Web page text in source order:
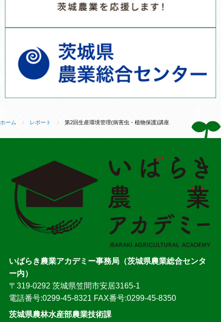
ホーム レポート 第2回生産環境管理(病害虫・植物保護)講座
いばらき農業アカデミー事務局（茨城県農業総合センタ
ー内）
〒319-0292 茨城県笠間市安居3165-1
電話番号:0299-45-8321 FAX番号:0299-45-8350
茨城県農林水産部農業技術課